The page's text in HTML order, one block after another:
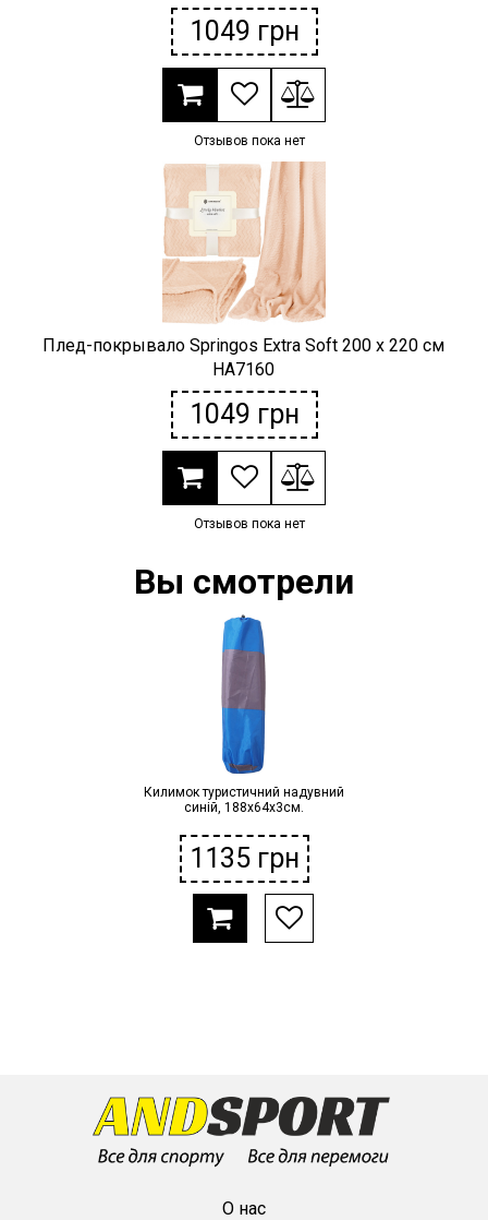
1049 грн
Отзывов пока нет
Плед-покрывало Springos Extra Soft 200 x 220 см
HA7160
1049 грн
Отзывов пока нет
Вы смотрели
Килимок туристичний надувний
синій, 188х64х3см.
1135грн
О нас